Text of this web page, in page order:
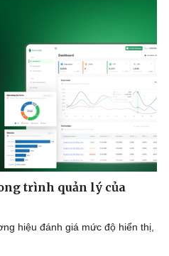
trình quản lý của
hiệu đánh giá mức độ hiển thị,